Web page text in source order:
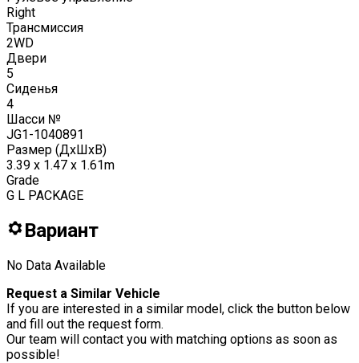
Right
Трансмиссия
2WD
Двери
5
Сиденья
4
Шасси №
JG1-1040891
Размер (ДxШxВ)
3.39 x 1.47 x 1.61m
Grade
G L PACKAGE
Вариант
No Data Available
Request a Similar Vehicle
If you are interested in a similar model, click the button below
and fill out the request form.
Our team will contact you with matching options as soon as
possible!